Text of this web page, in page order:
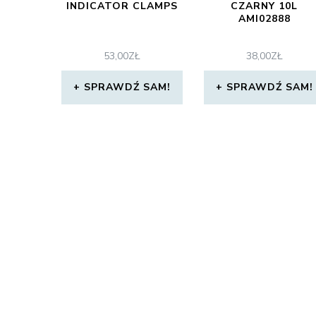
INDICATOR CLAMPS
53,00ZŁ
SPRAWDŹ SAM!
CZARNY 10L
AMI02888
38,00ZŁ
SPRAWDŹ SAM!